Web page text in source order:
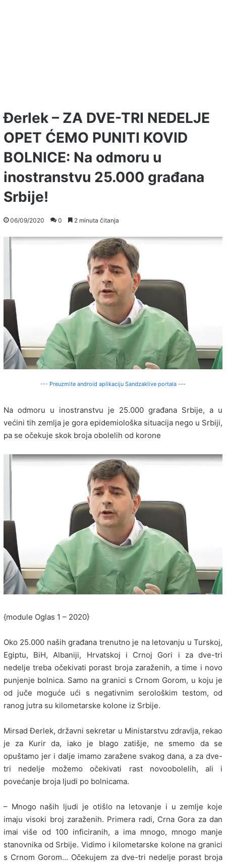
Đerlek – ZA DVE-TRI NEDELJE
OPET ĆEMO PUNITI KOVID
BOLNICE: Na odmoru u
inostranstvu 25.000 građana
Srbije!
06/09/2020 0 2 minuta čitanja
--- Preuzmite android aplikaciju Sandzaklive portala ---
Na odmoru u inostranstvu je 25.000 građana Srbije, a u
većini tih zemlja je gora epidemiološka situacija nego u Srbiji,
pa se očekuje skok broja obolelih od korone
{module Oglas 1 – 2020}
Oko 25.000 naših građana trenutno je na letovanju u Turskoj,
Egiptu, BiH, Albaniji, Hrvatskoj i Crnoj Gori i za dve-tri
nedelje treba očekivati porast broja zaraženih, a time i novo
punjenje bolnica. Samo na granici s Crnom Gorom, u koju je
od juče moguće ući s negativnim serološkim testom, od
ranog jutra su kilometarske kolone iz Srbije.
Mirsad Đerlek, državni sekretar u Ministarstvu zdravlja, rekao
je za Kurir da, iako je blago zatišje, ne smemo da se
opuštamo jer i dalje imamo zaražene svakog dana, a za dve-
tri nedelje možemo očekivati rast novoobolelih, ali i
povećanje broja ljudi po bolnicama.
– Mnogo naših ljudi je otišlo na letovanje i u zemlje koje
imaju visoki broj zaraženih. Primera radi, Crna Gora za dan
imai više od 100 inficiranih, a ima mnogo, mnogo manje
stanovnika od Srbije. Vidimo i kilometarske kolone na granici
s Crnom Gorom… Očekujem za dve-tri nedelje porast broja